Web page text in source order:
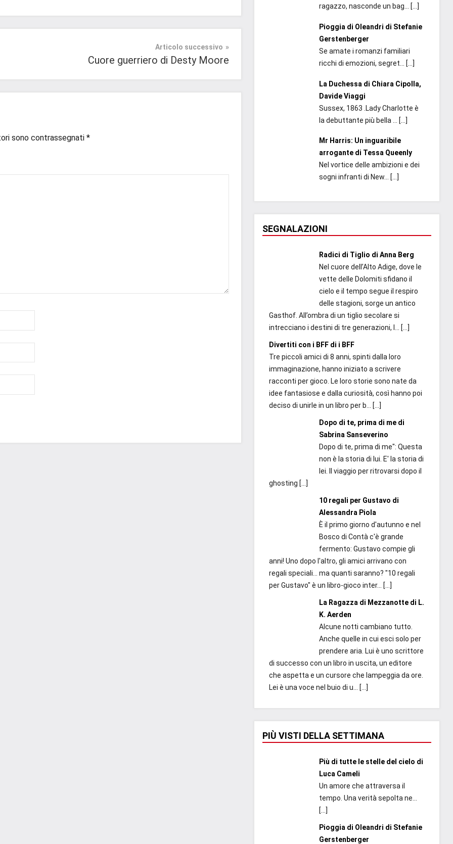
Articolo successivo
Cuore guerriero di Desty Moore
sono contrassegnati *
ragazzo, nasconde un bag...
[…]
Pioggia di Oleandri di Stefanie
Gerstenberger
Se amate i romanzi familiari
ricchi di emozioni, segret...
[…]
La Duchessa di Chiara Cipolla,
Davide Viaggi
Sussex, 1863 .Lady Charlotte è
la debuttante più bella ...
[…]
Mr Harris: Un inguaribile
arrogante di Tessa Queenly
Nel vortice delle ambizioni e dei
sogni infranti di New... […]
SEGNALAZIONI
Radici di Tiglio di Anna Berg
Nel cuore dell’Alto Adige, dove le
vette delle Dolomiti sfidano il
cielo e il tempo segue il respiro
delle stagioni, sorge un antico
Gasthof. All’ombra di un tiglio secolare si
intrecciano i destini di tre generazioni, l...
[…]
Divertiti con i BFF di i BFF
Tre piccoli amici di 8 anni, spinti dalla loro
immaginazione, hanno iniziato a scrivere
racconti per gioco. Le loro storie sono nate da
idee fantasiose e dalla curiosità, così hanno poi
deciso di unirle in un libro per b...
[…]
Dopo di te, prima di me di
Sabrina Sanseverino
Dopo di te, prima di me": Questa
non è la storia di lui. E' la storia di
lei. Il viaggio per ritrovarsi dopo il
ghosting […]
10 regali per Gustavo di
Alessandra Piola
È il primo giorno d'autunno e nel
Bosco di Contà c'è grande
fermento: Gustavo compie gli
anni! Uno dopo l'altro, gli amici arrivano con
regali speciali... ma quanti saranno? "10 regali
per Gustavo" è un libro-gioco inter...
[…]
La Ragazza di Mezzanotte di L.
K. Aerden
Alcune notti cambiano tutto.
Anche quelle in cui esci solo per
prendere aria. Lui è uno scrittore
di successo con un libro in uscita, un editore
che aspetta e un cursore che lampeggia da ore.
Lei è una voce nel buio di u...
[…]
PIÙ VISTI DELLA SETTIMANA
Più di tutte le stelle del cielo di
Luca Cameli
Un amore che attraversa il
tempo. Una verità sepolta ne...
[…]
Pioggia di Oleandri di Stefanie
Gerstenberger